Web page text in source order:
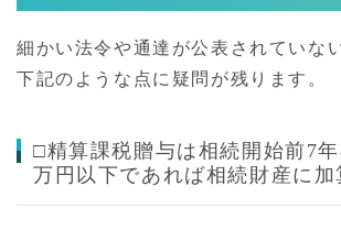
細かい法令や通達が公表されていな
下記のような点に疑問が残ります。
□精算課税贈与は相続開始前7
万円以下であれば相続財産に加